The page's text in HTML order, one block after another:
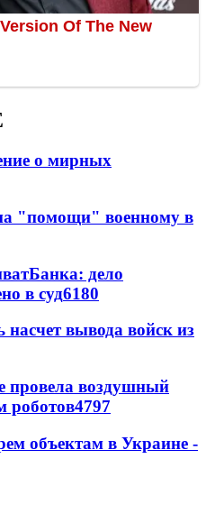
о мирных
"помощи" военному в
дело
в суд6180
вывода войск из
провела воздушный
роботов4797
объектам в Украине -